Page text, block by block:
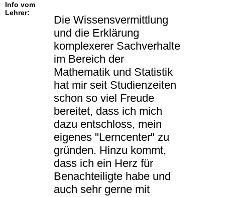
Info vom
Lehrer:
Die Wissensvermittlung
und die Erklärung
komplexerer Sachverhalte
im Bereich der
Mathematik und Statistik
hat mir seit Studienzeiten
schon so viel Freude
bereitet, dass ich mich
dazu entschloss, mein
eigenes "Lerncenter" zu
gründen. Hinzu kommt,
dass ich ein Herz für
Benachteiligte habe und
auch sehr gerne mit